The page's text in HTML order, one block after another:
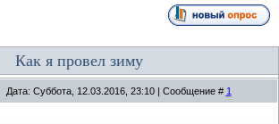
Как я провел зиму
Дата: Суббота, 12.03.2016, 23:10 | Сообщение # 1